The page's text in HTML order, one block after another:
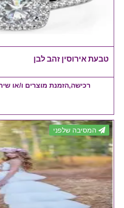
טבעת אירוסין זהב לבן
רכישה,הזמנת מוצרים ו/או
המסיבה שלפני